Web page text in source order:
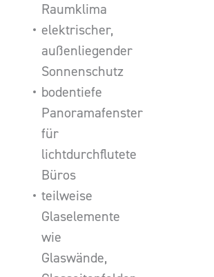
Raumklima
elektrischer,
außenliegender
Sonnenschutz
bodentiefe
Panoramafenster
für
lichtdurchflutete
Büros
teilweise
Glaselemente
wie
Glaswände,